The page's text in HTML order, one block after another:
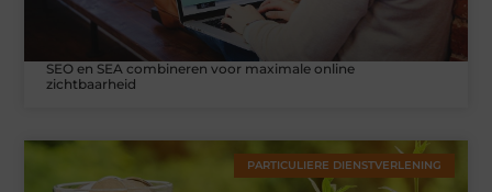
SEO en SEA combineren voor maximale online
zichtbaarheid
PARTICULIERE DIENSTVERLENING